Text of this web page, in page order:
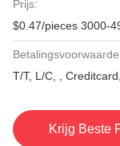
Prijs:
$0.47/pieces 3000-
T/T, L/C, ,
Krijg Beste